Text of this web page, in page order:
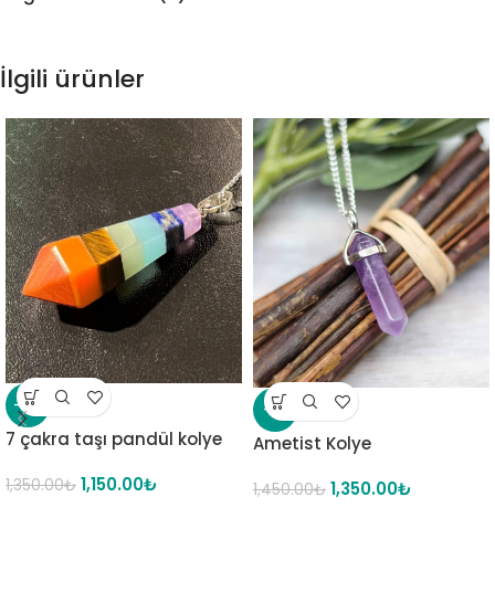
İlgili ürünler
-15%
7 çakra taşı pandül kolye
1,350.00₺ 1,150.00₺
-7%
Ametist Kolye
1,450.00₺ 1,350.00₺